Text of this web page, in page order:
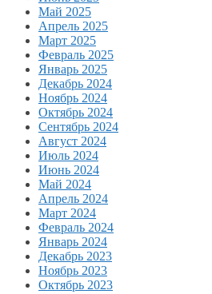
Май 2025
Апрель 2025
Март 2025
Февраль 2025
Январь 2025
Декабрь 2024
Ноябрь 2024
Октябрь 2024
Сентябрь 2024
Август 2024
Июль 2024
Июнь 2024
Май 2024
Апрель 2024
Март 2024
Февраль 2024
Январь 2024
Декабрь 2023
Ноябрь 2023
Октябрь 2023